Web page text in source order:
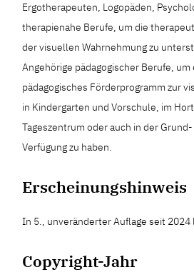
Ergotherapeuten, Logopäden,
therapienahe Berufe, um die
der visuellen Wahrnehmung zu
Angehörige pädagogischer Berufe,
pädagogisches Förderprogramm zur
in Kindergarten und Vorschule, im
Tageszentrum oder auch in der
Verfügung zu haben.
Erscheinungshinweis
In 5., unveränderter Auflage seit 2024
Copyright-Jahr